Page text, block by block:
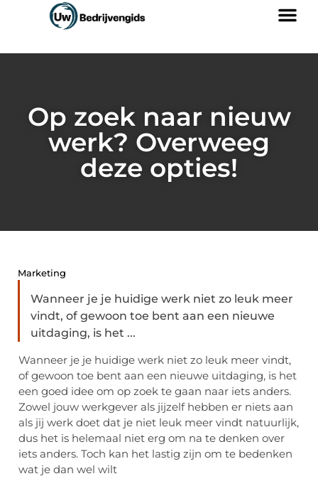
Op zoek naar nieuw
werk? Overweeg
deze opties!
Marketing
Wanneer je je huidige werk niet zo leuk meer
vindt, of gewoon toe bent aan een nieuwe
uitdaging, is het ...
Wanneer je je huidige werk niet zo leuk meer vindt,
of gewoon toe bent aan een nieuwe uitdaging, is het
een goed idee om op zoek te gaan naar iets anders.
Zowel jouw werkgever als jijzelf hebben er niets aan
als jij werk doet dat je niet leuk meer vindt natuurlijk,
dus het is helemaal niet erg om na te denken over
iets anders. Toch kan het lastig zijn om te bedenken
wat je dan wel wilt